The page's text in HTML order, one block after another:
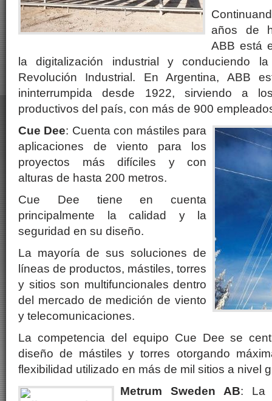
años de
ABB está
la digitalización industrial y conduciendo
Revolución Industrial. En Argentina, ABB
ininterrumpida desde 1922, sirviendo a
productivos del país, con más de 900
Cue Dee: Cuenta con mástiles para
aplicaciones de viento para los
proyectos más difíciles y con
alturas de hasta 200 metros.
Cue Dee tiene en cuenta
principalmente la calidad y la
seguridad en su diseño.
La mayoría de sus soluciones de
líneas de productos, mástiles, torres
y sitios son multifuncionales dentro
del mercado de medición de viento
y telecomunicaciones.
La competencia del equipo Cue Dee se
diseño de mástiles y torres otorgando
flexibilidad utilizado en más de mil sitios a nivel
Metrum Sweden AB: La